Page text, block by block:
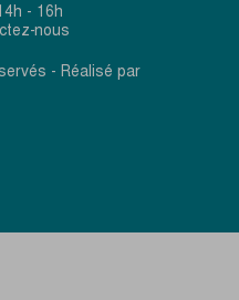
- 16h
nous
- Réalisé par